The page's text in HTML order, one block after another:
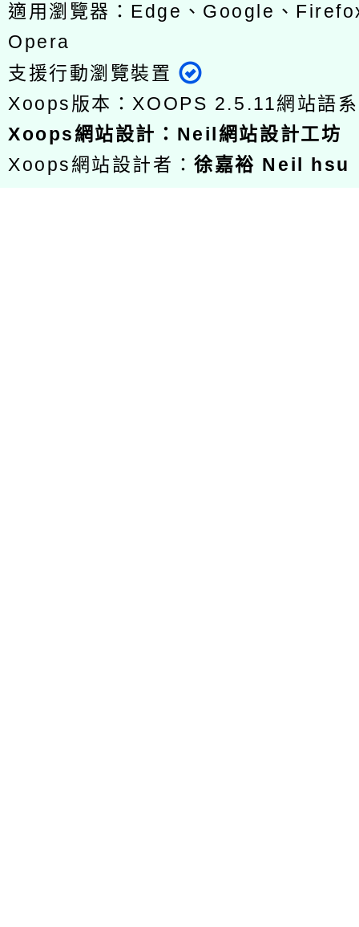
適用瀏覽器：Edge、Google、
Opera
支援行動瀏覽裝置
Xoops版本： XOOPS 2.5.11網站語
Xoops網站設計 ： Neil網站設計工坊
Xoops網站設計者：徐嘉裕 Neil hsu